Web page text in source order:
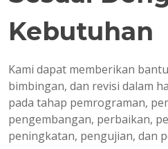
Kebutuhan
Kami dapat memberikan
bimbingan, dan revisi dalam
pada tahap pemrograman,
pengembangan, perbaikan,
peningkatan, pengujian, dan